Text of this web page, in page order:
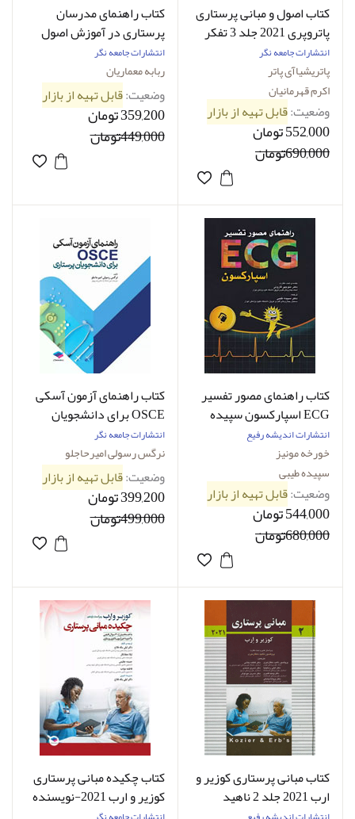
کتاب اصول و مبانی پرستاری
پاتروپری 2021 جلد 3 تفکر
نقادانه در عملکرد پرستاری
دکتر اکرم قهرمانیان
انتشارات جامعه نگر
پاتریشیاآی پاتر
اکرم قهرمانیان
وضعیت:قابل تهیه از بازار
552,000 تومان
690,000تومان
کتاب راهنمای مدرسان
پرستاری در آموزش اصول
مراقبت پرستاری در
بخش‌های مختلف بیمارستان-
نویسنده دکتر ربابه معماریان
انتشارات جامعه نگر
ربابه معماریان
وضعیت:قابل تهیه از بازار
359,200 تومان
449,000تومان
کتاب راهنمای مصور تفسیر
ECG اسپارکسون سپیده
طیبی
انتشارات اندیشه رفیع
خورخه مونیز
سپیده طیبی
وضعیت:قابل تهیه از بازار
544,000 تومان
680,000تومان
کتاب راهنمای آزمون آسکی
OSCE برای دانشجویان
پرستاری-نویسنده نرگس
رسولی امیرحاجلو
انتشارات جامعه نگر
نرگس رسولی امیرحاجلو
وضعیت:قابل تهیه از بازار
399,200 تومان
499,000تومان
کتاب مبانی پرستاری کوزیر و
ارب 2021 جلد 2 ناهید
کتاب چکیده مبانی پرستاری
کوزیر و ارب 2021-نویسنده